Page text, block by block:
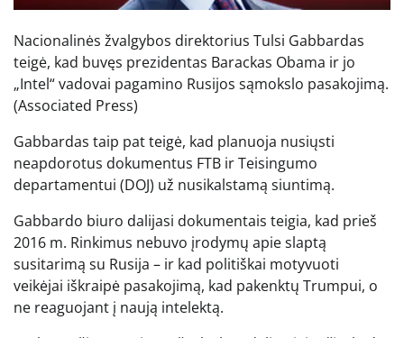
Nacionalinės žvalgybos direktorius Tulsi Gabbardas
teigė, kad buvęs prezidentas Barackas Obama ir jo
„Intel“ vadovai pagamino Rusijos sąmokslo pasakojimą.
(Associated Press)
Gabbardas taip pat teigė, kad planuoja nusiųsti
neapdorotus dokumentus FTB ir Teisingumo
departamentui (DOJ) už nusikalstamą siuntimą.
Gabbardo biuro dalijasi dokumentais teigia, kad prieš
2016 m. Rinkimus nebuvo įrodymų apie slaptą
susitarimą su Rusija – ir kad politiškai motyvuoti
veikėjai iškraipė pasakojimą, kad pakenktų Trumpui, o
ne reaguojant į naują intelektą.